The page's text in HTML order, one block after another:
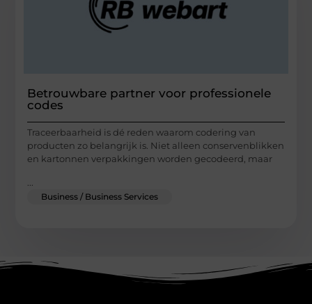
Betrouwbare partner voor professionele
codes
Traceerbaarheid is dé reden waarom codering van
producten zo belangrijk is. Niet alleen conservenblikken
en kartonnen verpakkingen worden gecodeerd, maar
Business / Business Services